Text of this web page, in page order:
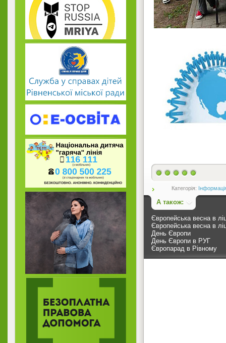
Категорія:
А також:
Європейська весна в
Європейська весна в
День Європи
День Європи в РУГ
Європарад в Рівному